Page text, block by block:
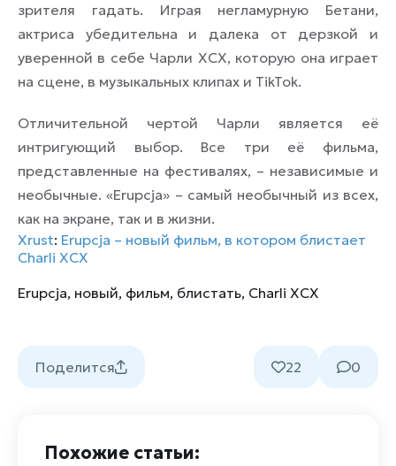
зрителя гадать. Играя негламурную Бетани,
актриса убедительна и далека от дерзкой и
уверенной в себе Чарли XCX, которую она играет
на сцене, в музыкальных клипах и TikTok.
Отличительной чертой Чарли является её
интригующий выбор. Все три её фильма,
представленные на фестивалях, – независимые и
необычные. «Erupcja» – самый необычный из всех,
как на экране, так и в жизни.
Xrust: Erupcja – новый фильм, в котором блистает
Charli XCX
Erupcja, новый, фильм, блистать, Charli XCX
Поделится 22 0
Похожие статьи: